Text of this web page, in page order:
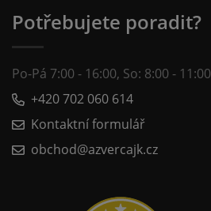
Potřebujete poradit?
Po-Pá 7:00 - 16:00, So: 8:00 - 11:00
+420 702 060 614
Kontaktní formulář
obchod@azvercajk.cz